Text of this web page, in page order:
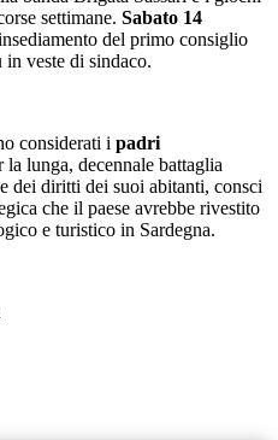
settimane. Sabato 14
del primo consiglio
in veste di sindaco.
considerati i padri
la lunga, decennale battaglia
dei diritti dei suoi abitanti, consci
che il paese avrebbe rivestito
e turistico in Sardegna.